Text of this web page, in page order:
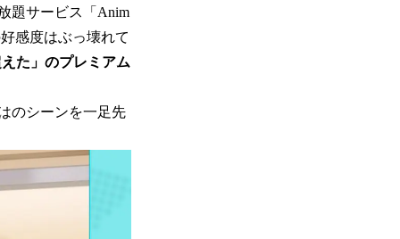
題サービス「Anim
感度はぶっ壊れて
た」のプレミアム
のシーンを一足先